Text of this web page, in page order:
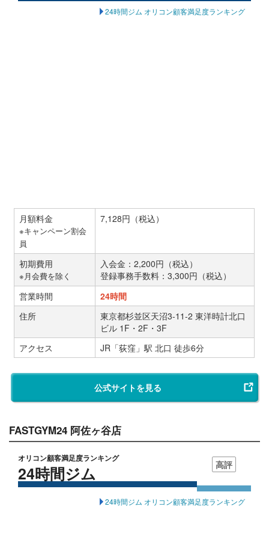
24時間ジム オリコン顧客満足度ランキング
月額料金
※キャンペーン割会
員
7,128円（税込）
初期費用
※月会費を除く
入会金：2,200円（税込）
登録事務手数料：3,300円（税込）
営業時間
24時間
住所
東京都杉並区天沼3-11-2 東洋時計北口
ビル 1F・2F・3F
アクセス
JR「荻窪」駅 北口 徒歩6分
公式サイトを見る
FASTGYM24 阿佐ヶ谷店
オリコン顧客満足度ランキング
24時間ジム 高評
24時間ジム オリコン顧客満足度ランキング